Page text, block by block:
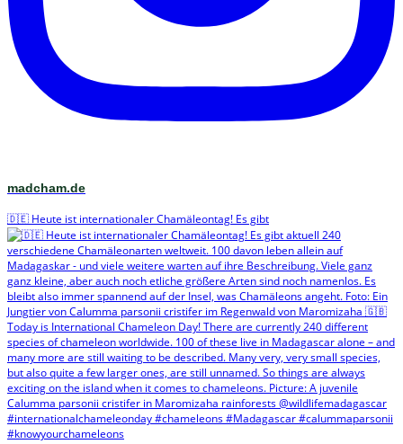
madcham.de
🇩🇪 Heute ist internationaler Chamäleontag! Es gibt